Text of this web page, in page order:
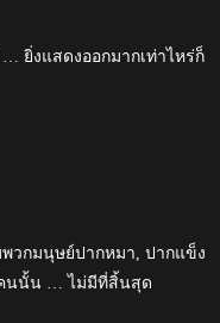
ยิ่งแสดงออกมากเท่าไหร่ก็
วกมนุษย์ปากหมา, ปากแข็ง
นนั้น … ไม่มีที่สิ้นสุด